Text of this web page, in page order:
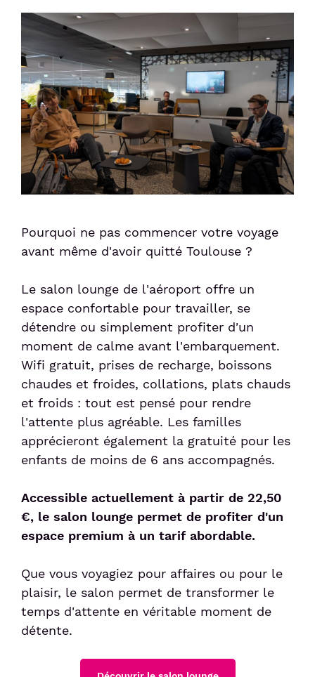
Pourquoi ne pas commencer votre voyage
avant même d'avoir quitté Toulouse ?
Le salon lounge de l'aéroport offre un
espace confortable pour travailler, se
détendre ou simplement profiter d'un
moment de calme avant l'embarquement.
Wifi gratuit, prises de recharge, boissons
chaudes et froides, collations, plats chauds
et froids : tout est pensé pour rendre
l'attente plus agréable. Les familles
apprécieront également la gratuité pour les
enfants de moins de 6 ans accompagnés.
Accessible actuellement à partir de 22,50
€, le salon lounge permet de profiter d'un
espace premium à un tarif abordable.
Que vous voyagiez pour affaires ou pour le
plaisir, le salon permet de transformer le
temps d'attente en véritable moment de
détente.